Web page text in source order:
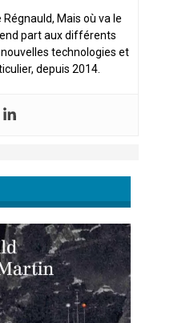
Mais où va le
part aux différents
technologies et
depuis 2014.